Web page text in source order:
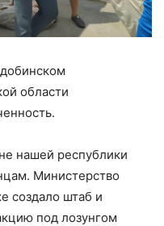
области
нашей республики
Министерство
создало штаб и
под лозунгом